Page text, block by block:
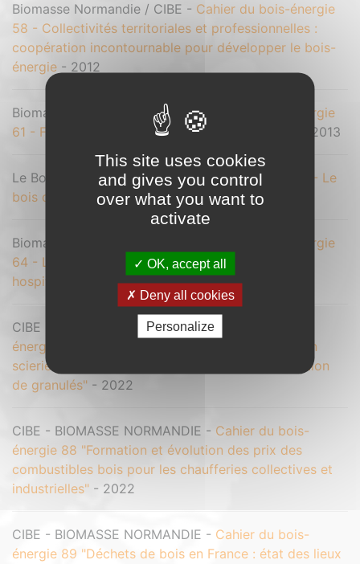
Biomasse Normandie / CIBE - Cahier du bois-énergie
58 - Collectivités territoriales et professionnelles :
coopération incontournable pour développer le bois-
énergie - 2012
Biomasse Normandie / CIBE -Cahier du bois-énergie
61 - Fiscalité environnementale et bois-énergie
- 2013
Le Bois International -Cahier du bois-énergie 63 - Le
bois de feu dans les maisons individuelles
Biomasse Normandie / CIBE -
Cahier du bois-énergie
64 - Le bois-énergie dans les établissements
hospitaliers
- 2014
CIBE - BIOMASSE NORMANDIE -
énergie 87 "Valorisation des produits connexes en
scierie pour le séchage des sciages et la production
de granulés" - 2022
CIBE - BIOMASSE NORMANDIE - Cahier du bois-
énergie 88 "Formation et évolution des prix des
combustibles bois pour les chaufferies collectives et
industrielles" - 2022
CIBE - BIOMASSE NORMANDIE - Cahier du bois-
énergie 89 "Déchets de bois en France : état des lieux
This site uses cookies
and gives you control
over what you want to
activate
OK, accept all
Deny all cookies
Personalize